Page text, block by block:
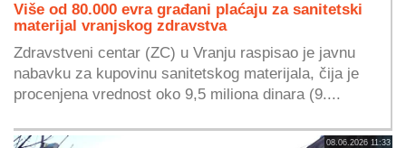
Više od 80.000 evra građani plaćaju za sanitetski
materijal vranjskog zdravstva
Zdravstveni centar (ZC) u Vranju raspisao je javnu
nabavku za kupovinu sanitetskog materijala, čija je
procenjena vrednost oko 9,5 miliona dinara (9....
08.06.2026 11:33